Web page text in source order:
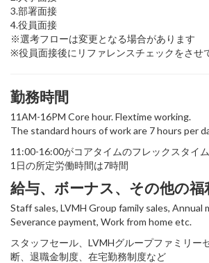
3.部署面接
4.役員面接
※選考フローは変更となる場合があります
※役員面接後にリファレンスチェックをさせ
勤務時間
11AM-16PM Core hour. Flextime working.
The standard hours of work are 7 hours per
11:00-16:00がコアタイムのフレックスタイ
1日の所定労働時間は7時間
給与、ボーナス、その他の福
Staff sales, LVMH Group family sales, Annual
Severance payment, Work from home etc.
スタッフセール、LVMHグループファミリー
断、退職金制度、在宅勤務制度など